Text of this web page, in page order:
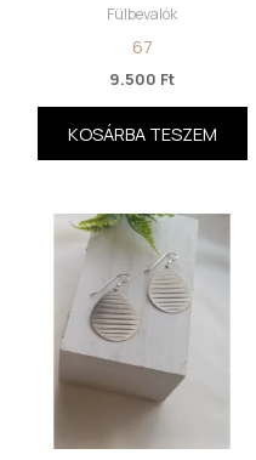
Fülbevalók
67
9.500 Ft
KOSÁRBA TESZEM